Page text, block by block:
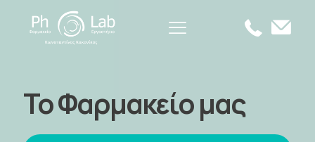
Το Φαρμακείο μας